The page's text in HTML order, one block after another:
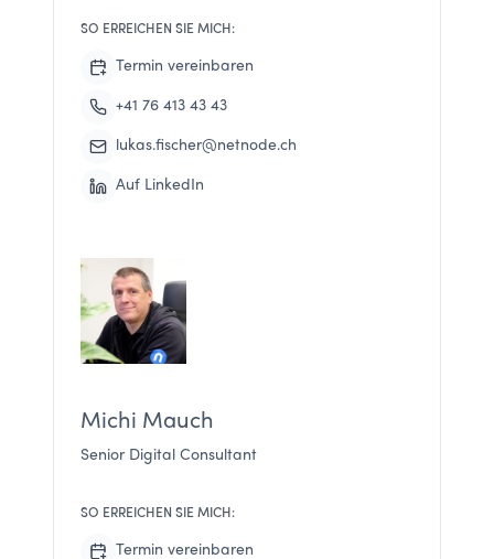
SO ERREICHEN SIE MICH:
Termin vereinbaren
+41 76 413 43 43
lukas.fischer@netnode.ch
Auf LinkedIn
Michi Mauch
Senior Digital Consultant
SO ERREICHEN SIE MICH:
Termin vereinbaren